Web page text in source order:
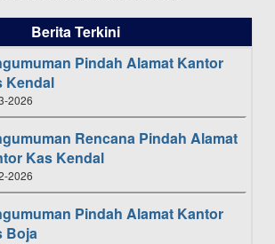
Berita Terkini
Pindah Alamat Kantor
Kendal
2026
Rencana Pindah Alamat
Kas Kendal
2026
Pindah Alamat Kantor
Boja